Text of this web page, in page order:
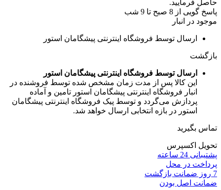
حاصل فرمایید.
پاسخ گویی از 8 صبح تا 9 شب
موجود در انبار
ارسال توسط فروشگاه اینترنتی پیشگامان استور
بازگشت
ارسال توسط فروشگاه اینترنتی پیشگامان استور
این کالا پس از مدت زمان مشخص شده توسط فروشنده در
انبار فروشگاه اینترنتی پیشگامان استور تامین و آماده
پردازش می‌گردد و توسط پیک فروشگاه اینترنتی پیشگامان
استور در بازه انتخابی ارسال خواهد شد.
تماس بگیرید
تحویل اکسپرس
پشتیبانی 24 ساعته
پرداخت در محل
7 روز ضمانت بازگشت
ضمانت اصل بودن